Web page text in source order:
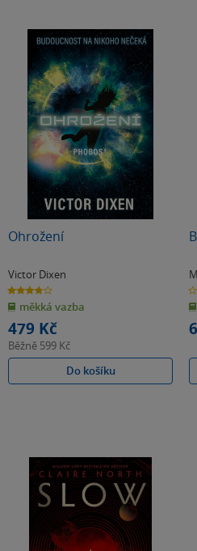
Ohrožení
Victor Dixen
3.8
z
5
hvězdiček
měkká vazba
479 Kč
Běžně 599 Kč
Do košíku
z
5